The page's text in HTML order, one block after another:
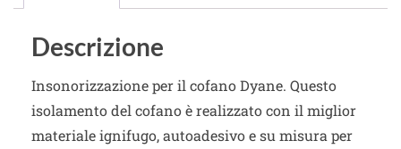
Descrizione
Insonorizzazione per il cofano Dyane. Questo
isolamento del cofano è realizzato con il miglior
materiale ignifugo, autoadesivo e su misura per